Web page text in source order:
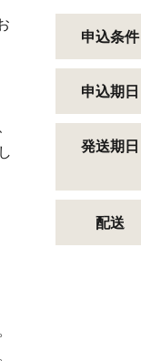
申込条件
申込期日
発送期日
配送